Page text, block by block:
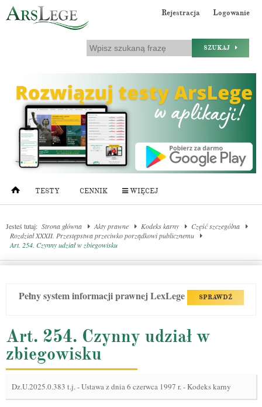
Rejestracja Logowanie
SZUKAJ
TESTY CENNIK WIĘCEJ
Jesteś tutaj: Strona główna Akty prawne Kodeks karny
Część szczególna
Rozdział XXXII. Przestępstwa przeciwko porządkowi publicznemu
Art. 254. Czynny udział w zbiegowisku
Pełny system informacji prawnej LexLege SPRAWDŹ
Art. 254. Czynny udział w
zbiegowisku
Dz.U.2025.0.383 t.j.-Ustawa z dnia 6 czerwca 1997 r. - Kodeks karny